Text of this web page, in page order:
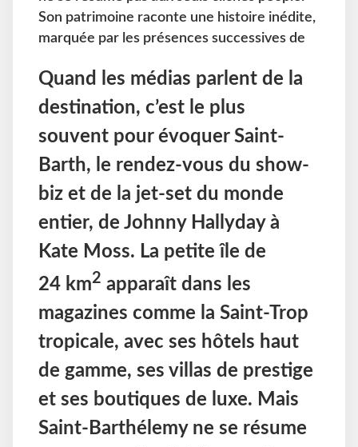
Son patrimoine raconte une histoire inédite,
marquée par les présences successives de
Quand les médias parlent de la
destination, c’est le plus
souvent pour évoquer Saint-
Barth, le rendez-vous du show-
biz et de la jet-set du monde
entier, de Johnny Hallyday à
Kate Moss. La petite île de
24 km2 apparaît dans les
magazines comme la Saint-Trop
tropicale, avec ses hôtels haut
de gamme, ses villas de prestige
et ses boutiques de luxe. Mais
Saint-Barthélemy ne se résume